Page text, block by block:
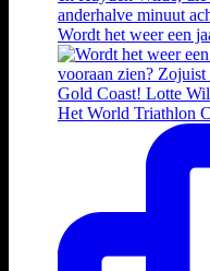
Wordt het weer een
Het World Triathlon